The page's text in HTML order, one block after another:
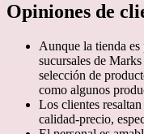
Opiniones de
Aunque la tienda es
sucursales de
selección de
como algunos
Los clientes
calidad-precio,